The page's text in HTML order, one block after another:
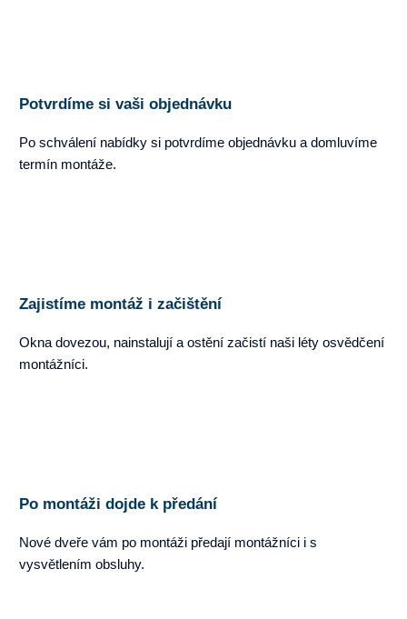
Potvrdíme si vaši objednávku
Po schválení nabídky si potvrdíme objednávku a domluvíme
termín montáže.
Zajistíme montáž i začištění
Okna dovezou, nainstalují a ostění začistí naši léty osvědčení
montážníci.
Po montáži dojde k předání
Nové dveře vám po montáži předají montážníci i s
vysvětlením obsluhy.